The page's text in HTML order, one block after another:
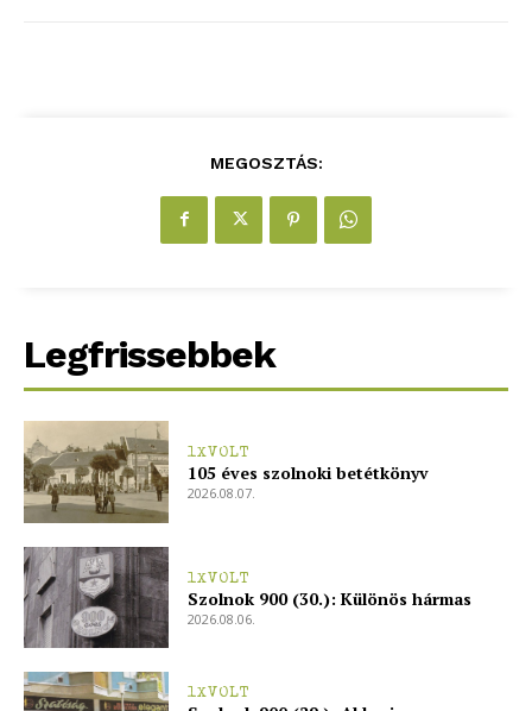
MEGOSZTÁS:
Legfrissebbek
1XVOLT
105 éves szolnoki betétkönyv
2026.08.07.
1XVOLT
Szolnok 900 (30.): Különös hármas
2026.08.06.
1XVOLT